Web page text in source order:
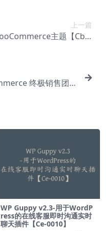
上一篇
主题【Cb-0
终极销售团
WP Guppy v2.3-用于WordP
ress的在线客服即时沟通实时
聊天插件【Ce-0010】